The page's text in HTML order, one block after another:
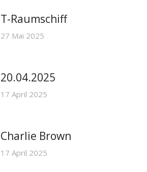
T-Raumschiff
27 Mai 2025
20.04.2025
17 April 2025
Charlie Brown
17 April 2025